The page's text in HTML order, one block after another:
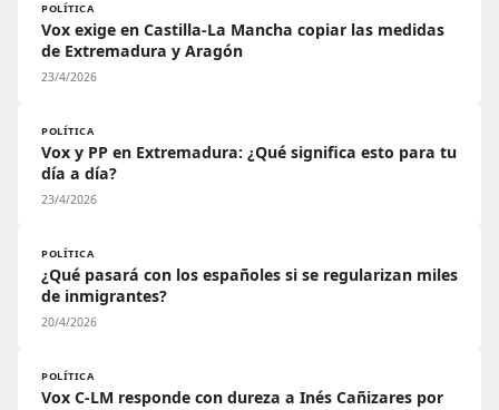
POLÍTICA
Vox exige en Castilla-La Mancha copiar las medidas
de Extremadura y Aragón
23/4/2026
POLÍTICA
Vox y PP en Extremadura: ¿Qué significa esto para tu
día a día?
23/4/2026
POLÍTICA
¿Qué pasará con los españoles si se regularizan miles
de inmigrantes?
20/4/2026
POLÍTICA
Vox C-LM responde con dureza a Inés Cañizares por